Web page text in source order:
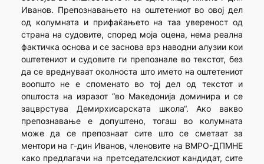
Иванов. Препознавањето на оштетениот во овој дел
од колумната и прифаќањето на таа увереност од
страна на судовите, според моја оцена, нема реална
фактичка основа и се заснова врз наводни алузии кои
оштетениот и судовите ги препознале во текстот, без
да се вреднуваат околноста што името на оштетениот
воопшто не е споменато во тој дел од текстот и
општоста на изразот “во Македонија доминира и се
зацврстува Демирхисарската школа“. Ако вакво
препознавање е допуштено, тогаш во колумната
може да се препознаат сите што се сметаат за
ментори на г-дин Иванов, членовите на ВМРО-ДПМНЕ
како предлагачи на претседателскиот кандидат, сите